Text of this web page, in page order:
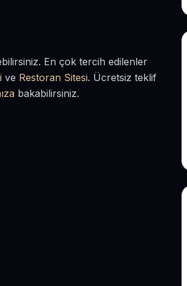
En çok tercih edilenler
ve Restoran Sitesi. Ücretsiz teklif
bakabilirsiniz.